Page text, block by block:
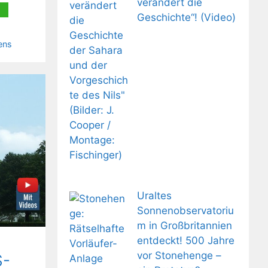
Geschichte“! (Video)
Uraltes
Sonnenobservatoriu
m in Großbritannien
entdeckt! 500 Jahre
vor Stonehenge –